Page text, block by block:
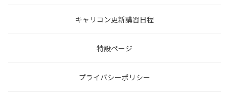
キャリコン更新講習日程
特設ページ
プライバシーポリシー